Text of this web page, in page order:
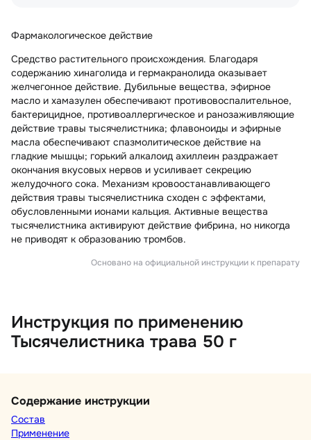
Фармакологическое действие
Средство растительного происхождения. Благодаря
содержанию хинаголида и гермакранолида оказывает
желчегонное действие. Дубильные вещества, эфирное
масло и хамазулен обеспечивают противовоспалительное,
бактерицидное, противоаллергическое и ранозаживляющие
действие травы тысячелистника; флавоноиды и эфирные
масла обеспечивают спазмолитическое действие на
гладкие мышцы; горький алкалоид ахиллеин раздражает
окончания вкусовых нервов и усиливает секрецию
желудочного сока. Механизм кровоостанавливающего
действия травы тысячелистника сходен с эффектами,
обусловленными ионами кальция. Активные вещества
тысячелистника активируют действие фибрина, но никогда
не приводят к образованию тромбов.
Основано на официальной инструкции к препарату
Инструкция по применению
Тысячелистника трава 50 г
Содержание инструкции
Состав
Применение